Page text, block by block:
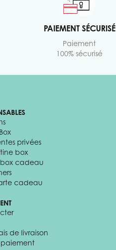
PAIEMENT SÉCURISÉ
Paiement
100% sécurisé
privées
box
cadeau
cadeau
de livraison